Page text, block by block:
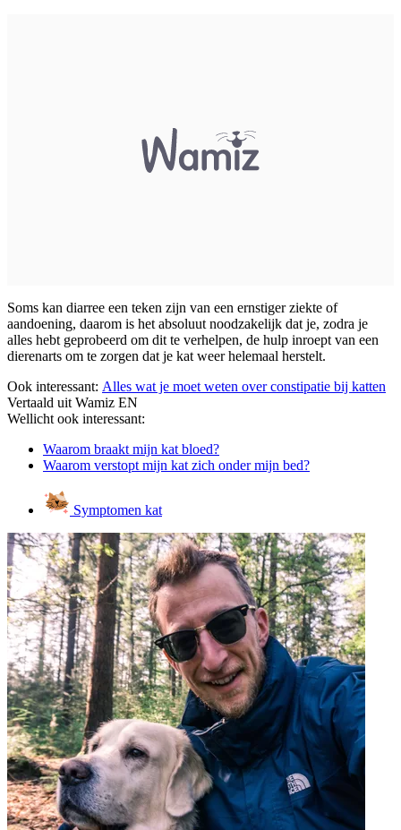
Soms kan diarree een teken zijn van een ernstiger ziekte of
aandoening, daarom is het absoluut noodzakelijk dat je, zodra je
alles hebt geprobeerd om dit te verhelpen, de hulp inroept van een
dierenarts om te zorgen dat je kat weer helemaal herstelt.
Ook interessant: Alles wat je moet weten over constipatie bij katten
Vertaald uit Wamiz EN
Wellicht ook interessant:
Waarom braakt mijn kat bloed?
Waarom verstopt mijn kat zich onder mijn bed?
Symptomen kat